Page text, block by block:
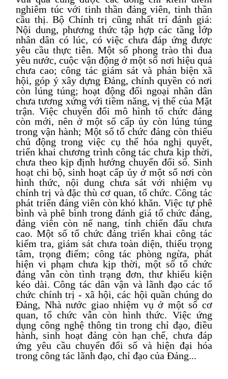
nghiêm túc với tinh thần đảng viên, tinh thần
cầu thị. Bộ Chính trị cũng nhất trí đánh giá:
Nội dung, phương thức tập hợp các tầng lớp
nhân dân có lúc, có việc chưa đáp ứng được
yêu cầu thực tiễn. Một số phong trào thi đua
yêu nước, cuộc vận động ở một số nơi hiệu quả
chưa cao; công tác giám sát và phản biện xã
hội, góp ý xây dựng Đảng, chính quyền có nơi
còn lúng túng; hoạt động đối ngoại nhân dân
chưa tương xứng với tiềm năng, vị thế của Mặt
trận. Việc chuyển đổi mô hình tổ chức đảng
còn mới, nên ở một số cấp ủy còn lúng túng
trong vận hành; Một số tổ chức đảng còn thiếu
chủ động trong việc cụ thể hóa nghị quyết,
triển khai chương trình công tác chưa kịp thời,
chưa theo kịp định hướng chuyển đổi số. Sinh
hoạt chi bộ, sinh hoạt cấp ủy ở một số nơi còn
hình thức, nội dung chưa sát với nhiệm vụ
chính trị và đặc thù cơ quan, tổ chức. Công tác
phát triển đảng viên còn khó khăn. Việc tự phê
bình và phê bình trong đánh giá tổ chức đảng,
đảng viên còn nể nang, tính chiến đấu chưa
cao. Một số tổ chức đảng triển khai công tác
kiểm tra, giám sát chưa toàn diện, thiếu trọng
tâm, trọng điểm; công tác phòng ngừa, phát
hiện vi phạm chưa kịp thời, một số tổ chức
đảng vẫn còn tình trạng đơn, thư khiếu kiện
kéo dài. Công tác dân vận và lãnh đạo các tổ
chức chính trị - xã hội, các hội quần chúng do
Đảng, Nhà nước giao nhiệm vụ ở một số cơ
quan, tổ chức vẫn còn hình thức. Việc ứng
dụng công nghệ thông tin trong chỉ đạo, điều
hành, sinh hoạt đảng còn hạn chế, chưa đáp
ứng yêu cầu chuyển đổi số và hiện đại hóa
trong công tác lãnh đạo, chỉ đạo của Đảng...